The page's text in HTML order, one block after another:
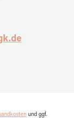
und ggf.